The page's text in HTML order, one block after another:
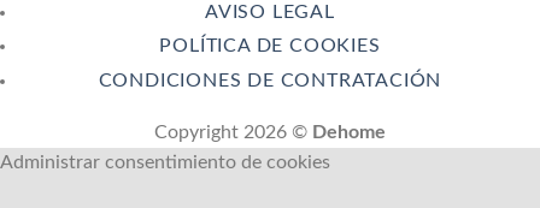
AVISO LEGAL
POLÍTICA DE COOKIES
CONDICIONES DE CONTRATACIÓN
Copyright 2026 © Dehome
Administrar consentimiento de cookies